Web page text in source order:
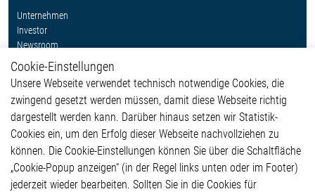
Unternehmen
Investor
Newsroom
Weitere Links
Glossar
Kontakt
Hinweisgeberschutzsystem
Impressum
Datenschutzerklärung
Cookie-Popup anzeigen
Cookie-Einstellungen
Unsere Webseite verwendet technisch notwendige Cookies, die
zwingend gesetzt werden müssen, damit diese Webseite richtig
dargestellt werden kann. Darüber hinaus setzen wir Statistik-
Cookies ein, um den Erfolg dieser Webseite nachvollziehen zu
können. Die Cookie-Einstellungen können Sie über die Schaltfläche
„Cookie-Popup anzeigen“ (in der Regel links unten oder im Footer)
jederzeit wieder bearbeiten. Sollten Sie in die Cookies für